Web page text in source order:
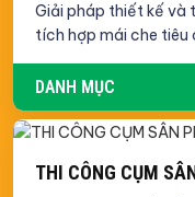
Giải pháp thiết kế và
DANH MỤC
THI CÔNG CỤM